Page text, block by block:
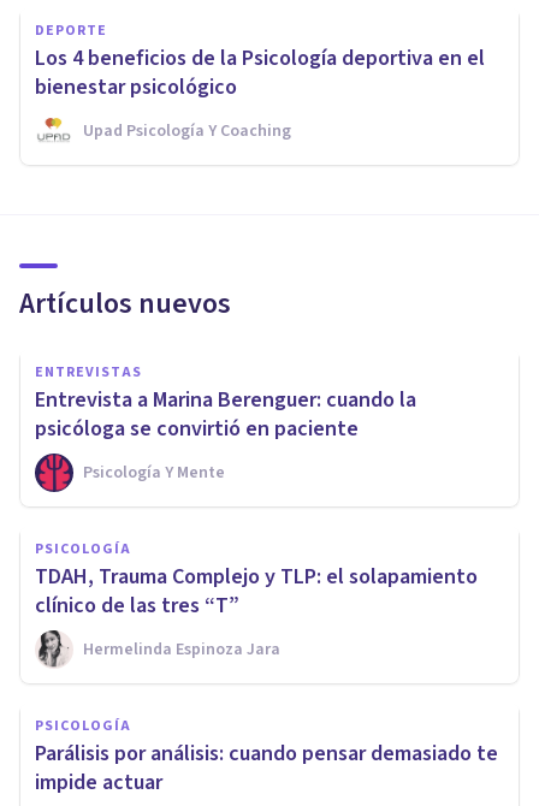
DEPORTE
Los 4 beneficios de la Psicología deportiva en el
bienestar psicológico
Upad Psicología Y Coaching
Artículos nuevos
ENTREVISTAS
Entrevista a Marina Berenguer: cuando la
psicóloga se convirtió en paciente
Psicología Y Mente
PSICOLOGÍA
TDAH, Trauma Complejo y TLP: el solapamiento
clínico de las tres “T”
Hermelinda Espinoza Jara
PSICOLOGÍA
Parálisis por análisis: cuando pensar demasiado te
impide actuar